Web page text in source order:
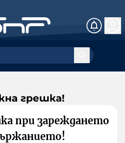
грешка!
при зареждането